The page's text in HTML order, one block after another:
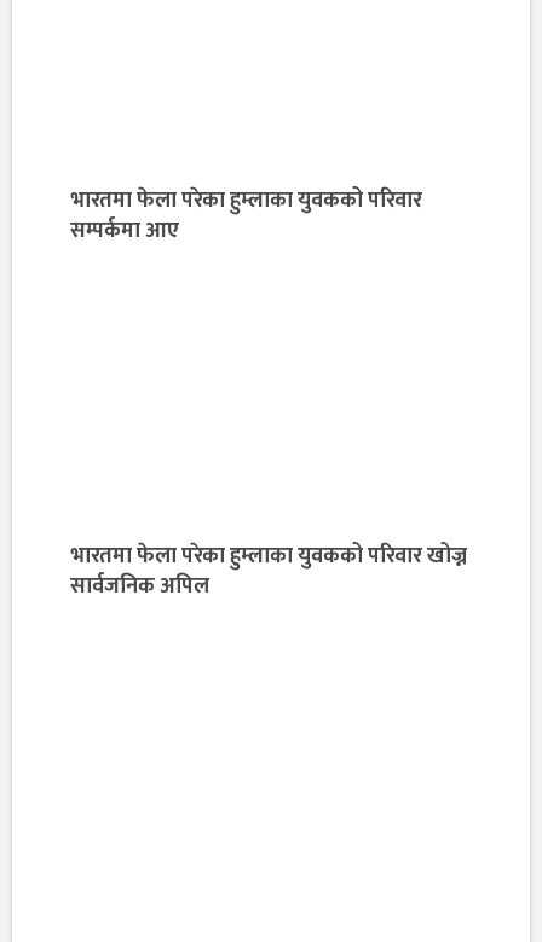
भारतमा फेला परेका हुम्लाका युवकको परिवार
सम्पर्कमा आए
भारतमा फेला परेका हुम्लाका युवकको परिवार खोज्न
सार्वजनिक अपिल